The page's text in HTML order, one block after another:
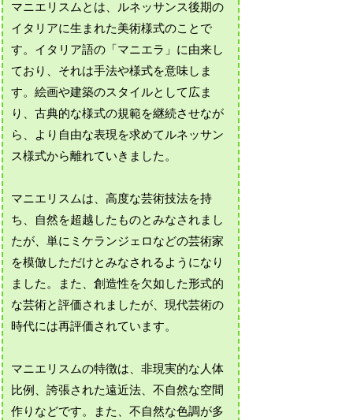
マニエリスムとは、ルネッサンス後期の
イタリアに生まれた美術様式のことで
す。イタリア語の「マニエラ」に由来し
ており、それは手法や様式を意味しま
す。絵画や建築のスタイルとして広ま
り、古典的な様式の規範を継続させなが
ら、より自由な表現を求めてルネッサン
ス様式から離れていきました。
マニエリスムは、高度な芸術技法を持
ち、自然を超越したものとみなされまし
たが、単にミケランジェロなどの芸術家
を模倣しただけとみなされるようになり
ました。また、創造性を欠如した形式的
な芸術と評価されましたが、現代芸術の
時代には再評価されています。
マニエリスムの特徴は、非現実的な人体
比例、誇張された遠近法、不自然な空間
作りなどです。また、不自然な色調が多